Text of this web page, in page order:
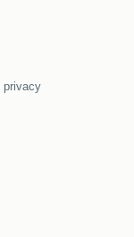
privacy